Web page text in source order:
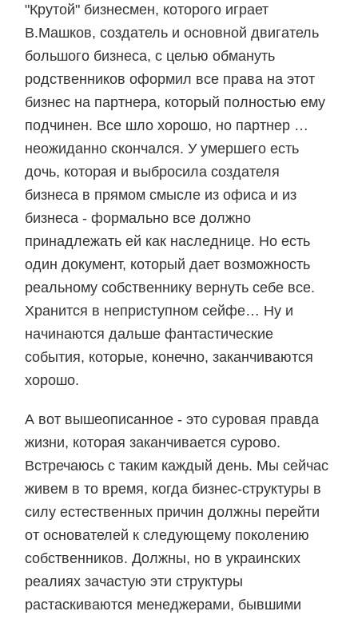
"Крутой" бизнесмен, которого играет
В.Машков, создатель и основной двигатель
большого бизнеса, с целью обмануть
родственников оформил все права на этот
бизнес на партнера, который полностью ему
подчинен. Все шло хорошо, но партнер …
неожиданно скончался. У умершего есть
дочь, которая и выбросила создателя
бизнеса в прямом смысле из офиса и из
бизнеса - формально все должно
принадлежать ей как наследнице. Но есть
один документ, который дает возможность
реальному собственнику вернуть себе все.
Хранится в неприступном сейфе… Ну и
начинаются дальше фантастические
события, которые, конечно, заканчиваются
хорошо.
А вот вышеописанное - это суровая правда
жизни, которая заканчивается сурово.
Встречаюсь с таким каждый день. Мы сейчас
живем в то время, когда бизнес-структуры в
силу естественных причин должны перейти
от основателей к следующему поколению
собственников. Должны, но в украинских
реалиях зачастую эти структуры
растаскиваются менеджерами, бывшими